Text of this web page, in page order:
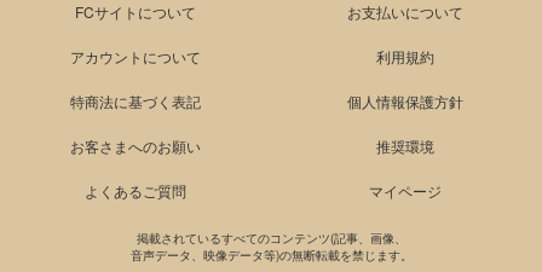
FCサイトについて お支払いについて
アカウントについて 利用規約
特商法に基づく表記 個人情報保護方針
お客さまへのお願い 推奨環境
よくあるご質問 マイページ
掲載されているすべてのコンテンツ(記事、画像、
音声データ、映像データ等)の無断転載を禁じます。